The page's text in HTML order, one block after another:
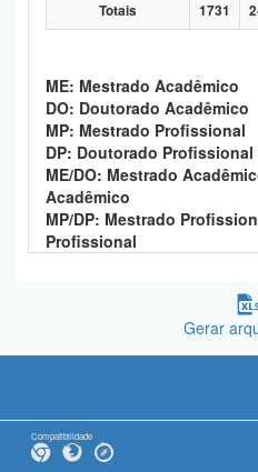
Totais 1731
ME: Mestrado Acadêmico
DO: Doutorado Acadêmico
MP: Mestrado Profissional
DP: Doutorado Profissional
ME/DO: Mestrado
Acadêmico
MP/DP: Mestrado
Profissional
Gerar
Compatibilidade